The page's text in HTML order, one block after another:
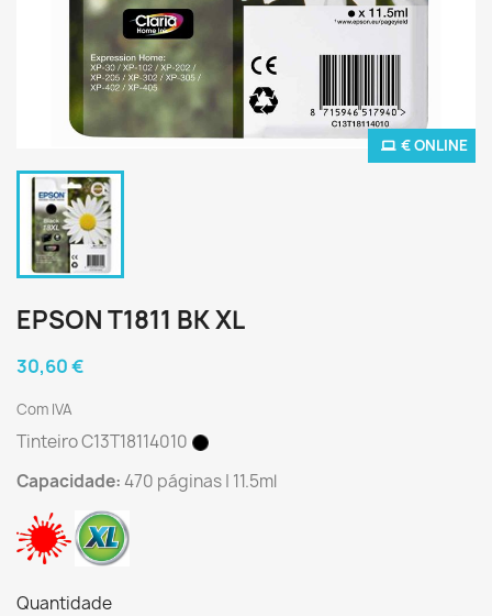
€ ONLINE
EPSON T1811 BK XL
30,60 €
Com IVA
Tinteiro C13T18114010
Capacidade:470 páginas | 11.5ml
Quantidade